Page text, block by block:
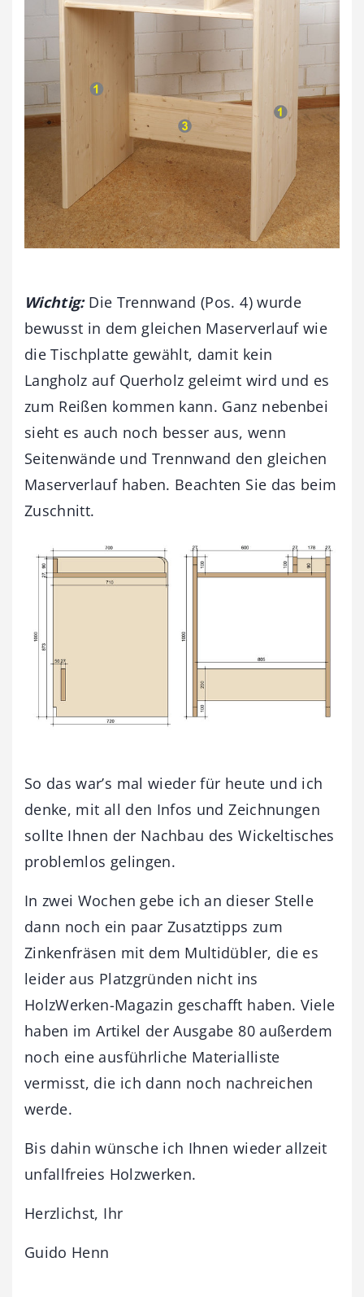
Wichtig: Die Trennwand (Pos. 4) wurde
bewusst in dem gleichen Maserverlauf wie
die Tischplatte gewählt, damit kein
Langholz auf Querholz geleimt wird und es
zum Reißen kommen kann. Ganz nebenbei
sieht es auch noch besser aus, wenn
Seitenwände und Trennwand den gleichen
Maserverlauf haben. Beachten Sie das beim
Zuschnitt.
So das war’s mal wieder für heute und ich
denke, mit all den Infos und Zeichnungen
sollte Ihnen der Nachbau des Wickeltisches
problemlos gelingen.
In zwei Wochen gebe ich an dieser Stelle
dann noch ein paar Zusatztipps zum
Zinkenfräsen mit dem Multidübler, die es
leider aus Platzgründen nicht ins
HolzWerken-Magazin geschafft haben. Viele
haben im Artikel der Ausgabe 80 außerdem
noch eine ausführliche Materialliste
vermisst, die ich dann noch nachreichen
werde.
Bis dahin wünsche ich Ihnen wieder allzeit
unfallfreies Holzwerken.
Herzlichst, Ihr
Guido Henn